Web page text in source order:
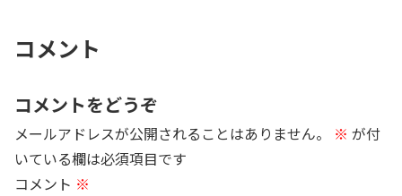
コメント
コメントをどうぞ
メールアドレスが公開されることはありません。 ※ が付
いている欄は必須項目です
コメント ※